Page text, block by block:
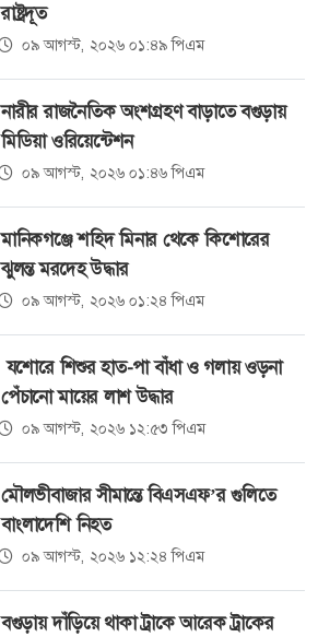
রাষ্ট্রদূত
০৯ আগস্ট, ২০২৬ ০১:৪৯ পিএম
নারীর রাজনৈতিক অংশগ্রহণ বাড়াতে বগুড়ায়
মিডিয়া ওরিয়েন্টেশন
০৯ আগস্ট, ২০২৬ ০১:৪৬ পিএম
মানিকগঞ্জে শহিদ মিনার থেকে কিশোরের
ঝুলন্ত মরদেহ উদ্ধার
০৯ আগস্ট, ২০২৬ ০১:২৪ পিএম
যশোরে শিশুর হাত-পা বাঁধা ও গলায় ওড়না
পেঁচানো মায়ের লাশ উদ্ধার
০৯ আগস্ট, ২০২৬ ১২:৫৩ পিএম
মৌলভীবাজার সীমান্তে বিএসএফ’র গুলিতে
বাংলাদেশি নিহত
০৯ আগস্ট, ২০২৬ ১২:২৪ পিএম
বগুড়ায় দাঁড়িয়ে থাকা ট্রাকে আরেক ট্রাকের